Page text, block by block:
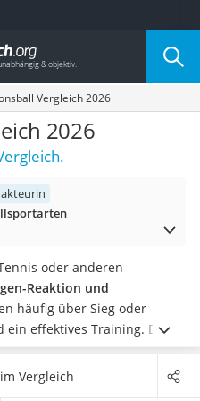
Vergleich 2026
2026
oder anderen
Reaktion und
häufig über Sieg oder
ein effektives Training. Da
häufig gleichen,meist aus
ist für Sie vor allem die
im Vergleich